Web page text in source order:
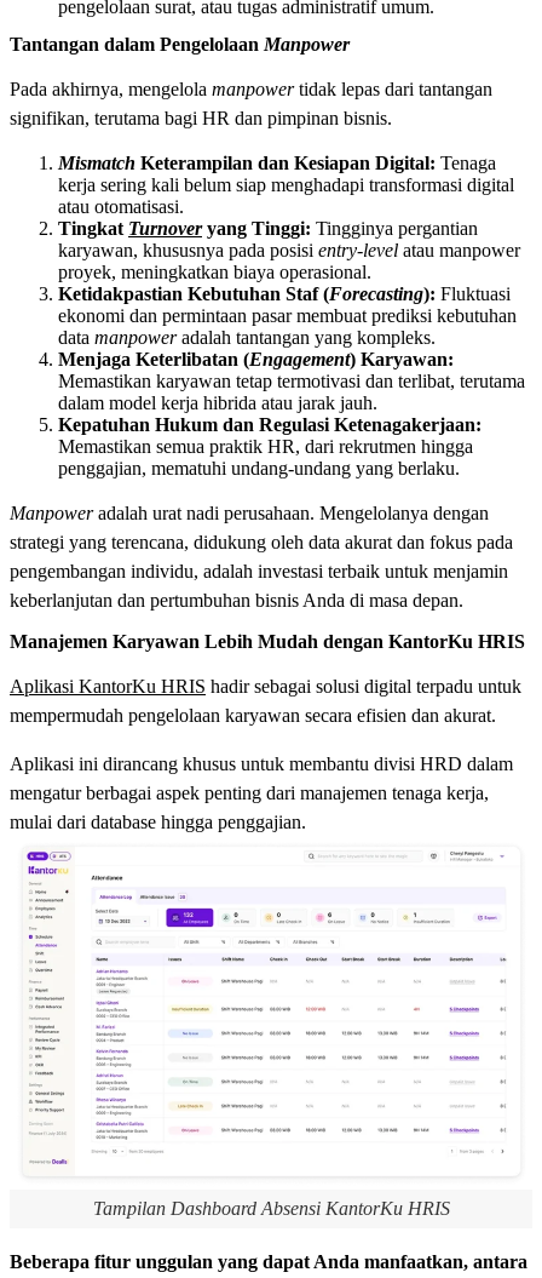
pengelolaan surat, atau tugas administratif umum.
Tantangan dalam Pengelolaan Manpower
Pada akhirnya, mengelola manpowertidak lepas dari tantangan
signifikan, terutama bagi HR dan pimpinan bisnis.
Mismatch Keterampilan dan Kesiapan Digital: Tenaga
kerja sering kali belum siap menghadapi transformasi digital
atau otomatisasi.
Tingkat Turnoveryang Tinggi: Tingginya pergantian
karyawan, khususnya pada posisi entry-level atau manpower
proyek, meningkatkan biaya operasional.
Ketidakpastian Kebutuhan Staf (Forecasting): Fluktuasi
ekonomi dan permintaan pasar membuat prediksi kebutuhan
data manpoweradalah tantangan yang kompleks.
Menjaga Keterlibatan (Engagement) Karyawan:
Memastikan karyawan tetap termotivasi dan terlibat, terutama
dalam model kerja hibrida atau jarak jauh.
Kepatuhan Hukum dan Regulasi Ketenagakerjaan:
Memastikan semua praktik HR, dari rekrutmen hingga
penggajian, mematuhi undang-undang yang berlaku.
Manpower adalah urat nadi perusahaan. Mengelolanya dengan
strategi yang terencana, didukung oleh data akurat dan fokus pada
pengembangan individu, adalah investasi terbaik untuk menjamin
keberlanjutan dan pertumbuhan bisnis Anda di masa depan.
Manajemen Karyawan Lebih Mudah dengan KantorKu HRIS
Aplikasi KantorKu HRIS hadir sebagai solusi digital terpadu untuk
mempermudah pengelolaan karyawan secara efisien dan akurat.
Aplikasi ini dirancang khusus untuk membantu divisi HRD dalam
mengatur berbagai aspek penting dari manajemen tenaga kerja,
mulai dari database hingga penggajian.
Tampilan Dashboard Absensi KantorKu HRIS
Beberapa fitur unggulan yang dapat Anda manfaatkan, antara